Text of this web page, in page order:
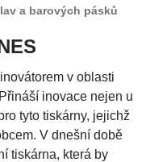
a barových pásků
v oblasti
inovace nejen u
tyto tiskárny, jejichž
V dnešní době
tiskárna, která by